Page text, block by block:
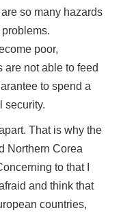
so many hazards
poor,
not able to feed
to spend a
security.
That is why the
Northern Corea
to that I
and think that
countries,